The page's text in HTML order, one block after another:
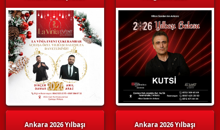
Ankara 2026 Yılbaşı Ankara 2026 Yılbaşı